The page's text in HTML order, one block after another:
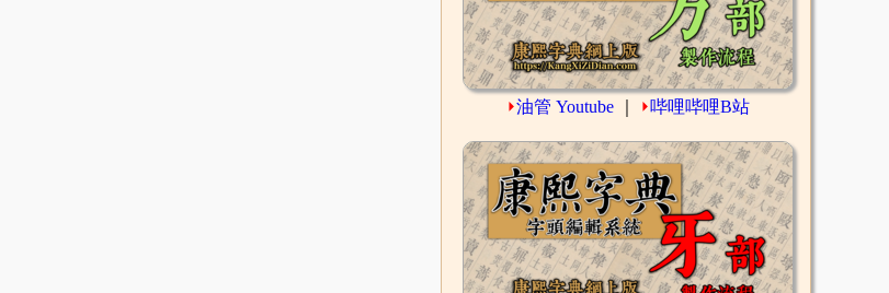
⏵油管 Youtube ⏵哔哩哔哩B站